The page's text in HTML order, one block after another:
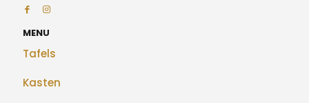
MENU
Tafels
Kasten